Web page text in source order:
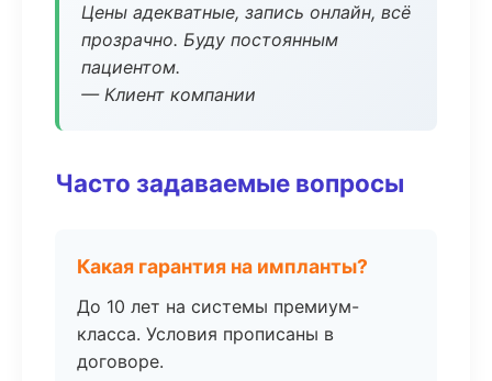
Цены адекватные, запись онлайн, всё
прозрачно. Буду постоянным
пациентом.
— Клиент компании
Часто задаваемые вопросы
Какая гарантия на импланты?
До 10 лет на системы премиум-
класса. Условия прописаны в
договоре.